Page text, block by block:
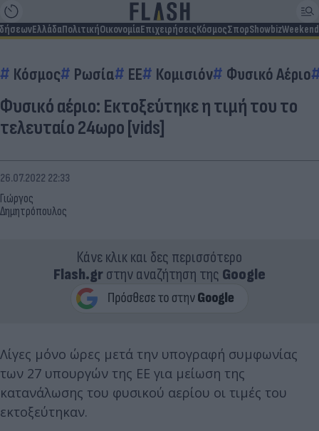
ΕλλάδαΠολιτικήΟικονομίαΕπιχειρήσειςΚόσμοςΣπορShowbizWeekend
Κόσμος Ρωσία EE Κομισιόν Φυσικό Αέριο
Φυσικό αέριο: Εκτοξεύτηκε η τιμή του το
τελευταίο 24ωρο [vids]
Γιώργος
Δημητρόπουλος
26.07.2022 22:33
Κάνε κλικ και δες περισσότερο
Flash.grστην αναζήτηση της Google
Λίγες μόνο ώρες μετά την υπογραφή συμφωνίας
των 27 υπουργών της ΕΕ για μείωση της
κατανάλωσης του φυσικού αερίου οι τιμές του
εκτοξεύτηκαν.